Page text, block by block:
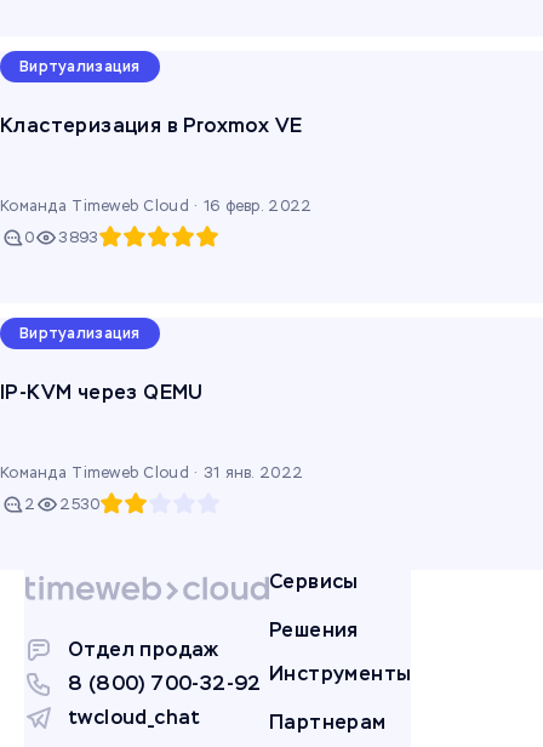
Виртуализация
Кластеризация в Proxmox VE
Команда Timeweb Cloud · 16 февр. 2022
0
3893
Виртуализация
IP-KVM через QEMU
Команда Timeweb Cloud · 31 янв. 2022
2
2530
Отдел продаж
8 (800) 700-32-92
twcloud_chat
Сервисы
Решения
Инструменты
Партнерам